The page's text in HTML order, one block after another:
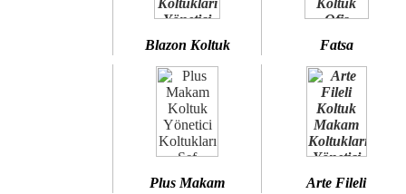
Blazon Koltuk Fatsa
Plus Makam Arte Fileli